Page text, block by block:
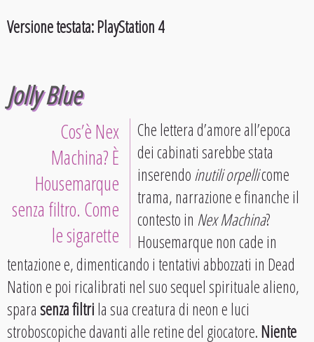
Versione testata: PlayStation 4
Jolly Blue
Cos’è Nex
Machina? È
Housemarque
senza filtro. Come
le sigarette
Che lettera d’amore all’epoca
dei cabinati sarebbe stata
inserendoinutili orpellicome
trama, narrazione e finanche il
contesto in Nex Machina?
Housemarque non cade in
tentazione e, dimenticando i tentativi abbozzati in Dead
Nation e poi ricalibrati nel suo sequel spirituale alieno,
sparasenza filtrila sua creatura di neon e luci
stroboscopiche davanti alle retine del giocatore.Niente